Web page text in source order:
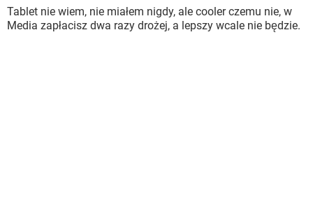
Tablet nie wiem, nie miałem nigdy, ale cooler czemu nie, w
Media zapłacisz dwa razy drożej, a lepszy wcale nie będzie.